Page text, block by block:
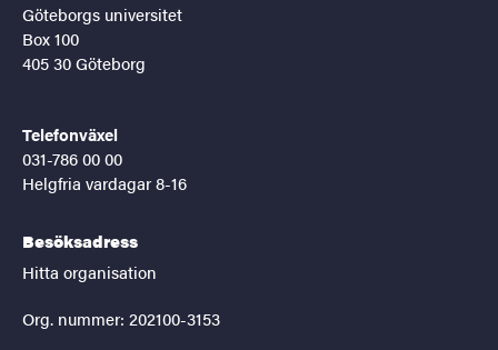
Göteborgs universitet
Box 100
405 30 Göteborg
Telefonväxel
031-786 00 00
Helgfria vardagar 8-16
Besöksadress
Hitta organisation
Org. nummer: 202100-3153